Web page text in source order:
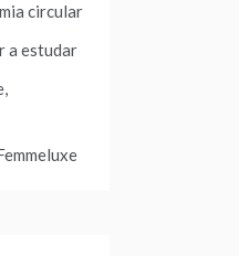
circular
a estudar